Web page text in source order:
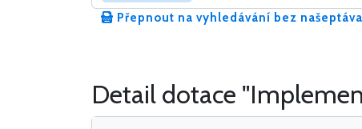
Přepnout na vyhledávání bez
Detail dotace